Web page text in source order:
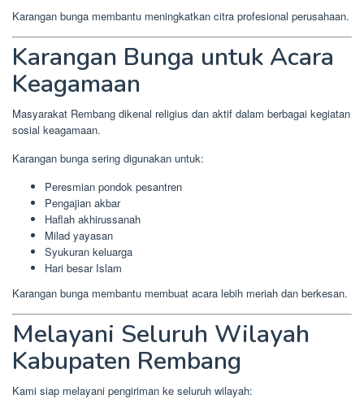
Karangan bunga membantu meningkatkan citra profesional perusahaan.
Karangan Bunga untuk Acara
Keagamaan
Masyarakat Rembang dikenal religius dan aktif dalam berbagai kegiatan
sosial keagamaan.
Karangan bunga sering digunakan untuk:
Peresmian pondok pesantren
Pengajian akbar
Haflah akhirussanah
Milad yayasan
Syukuran keluarga
Hari besar Islam
Karangan bunga membantu membuat acara lebih meriah dan berkesan.
Melayani Seluruh Wilayah
Kabupaten Rembang
Kami siap melayani pengiriman ke seluruh wilayah: